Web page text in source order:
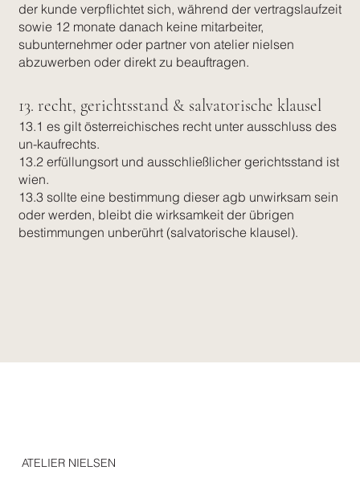
der kunde verpflichtet sich, während der vertragslaufzeit
sowie 12 monate danach keine mitarbeiter,
subunternehmer oder partner von atelier nielsen
abzuwerben oder direkt zu beauftragen.
13. recht, gerichtsstand & salvatorische klausel
13.1 es gilt österreichisches recht unter ausschluss des
un-kaufrechts.
13.2 erfüllungsort und ausschließlicher gerichtsstand ist
wien.
13.3 sollte eine bestimmung dieser agb unwirksam sein
oder werden, bleibt die wirksamkeit der übrigen
bestimmungen unberührt (salvatorische klausel).
ATELIER NIELSEN